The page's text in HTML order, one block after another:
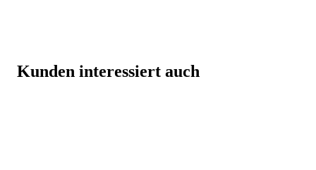
Kunden interessiert auch